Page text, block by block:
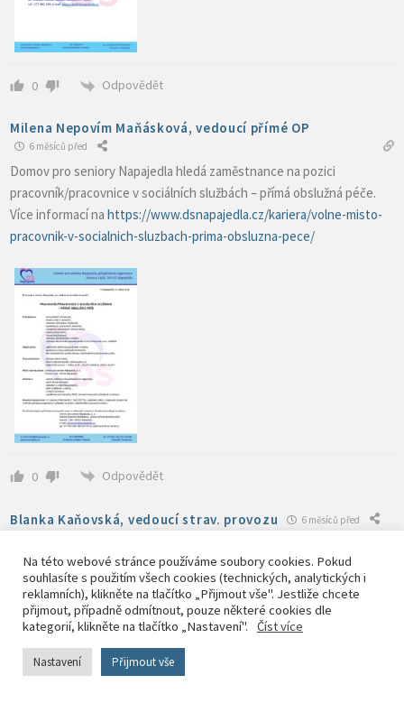
0 Odpovědět
Milena Nepovím Maňásková, vedoucí přímé OP
6 měsíců před
Domov pro seniory Napajedla hledá zaměstnance na pozici
pracovník/pracovnice v sociálních službách – přímá obslužná péče.
Více informací na https://www.dsnapajedla.cz/kariera/volne-misto-
pracovnik-v-socialnich-sluzbach-prima-obsluzna-pece/
0 Odpovědět
Blanka Kaňovská, vedoucí strav. provozu 6 měsíců před
Domov pro seniory Napajedla hledá zaměstnance na pozici
kuchař/kuchařka. Více informací naVOLNÉ MÍSTO – Kuchař/kuchařka
– Oficiální stránky Domova pro seniory Napajedla
Na této webové stránce používáme soubory cookies. Pokud
souhlasíte s použitím všech cookies (technických, analytických i
reklamních), klikněte na tlačítko „Přijmout vše". Jestliže chcete
přijmout, případně odmítnout, pouze některé cookies dle
kategorií, klikněte na tlačítko „Nastavení".
Číst více
Nastavení Přijmout vše